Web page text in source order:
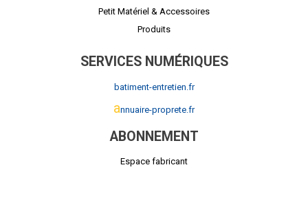
Petit Matériel & Accessoires
Produits
SERVICES NUMÉRIQUES
batiment-entretien.fr
annuaire-proprete.fr
ABONNEMENT
Espace fabricant